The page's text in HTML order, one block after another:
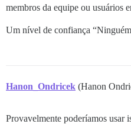
membros da equipe ou usuários
Um nível de confiança
Hanon_Ondricek (Hanon
Provavelmente poderíamos usar